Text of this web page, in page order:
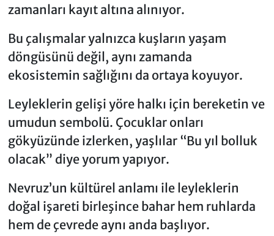
zamanları kayıt altına alınıyor.
Bu çalışmalar yalnızca kuşların yaşam
döngüsünü değil, aynı zamanda
ekosistemin sağlığını da ortaya koyuyor.
Leyleklerin gelişi yöre halkı için bereketin ve
umudun sembolü. Çocuklar onları
gökyüzünde izlerken, yaşlılar “Bu yıl bolluk
olacak” diye yorum yapıyor.
Nevruz’un kültürel anlamı ile leyleklerin
doğal işareti birleşince bahar hem ruhlarda
hem de çevrede aynı anda başlıyor.